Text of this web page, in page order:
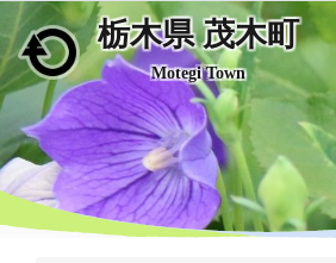
メインコンテンツにスキップ
栃木県 茂木町
Motegi Town